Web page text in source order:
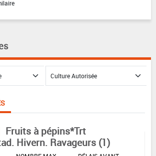
Fruits à pépins*Trt
Hivern. Ravageurs (1)